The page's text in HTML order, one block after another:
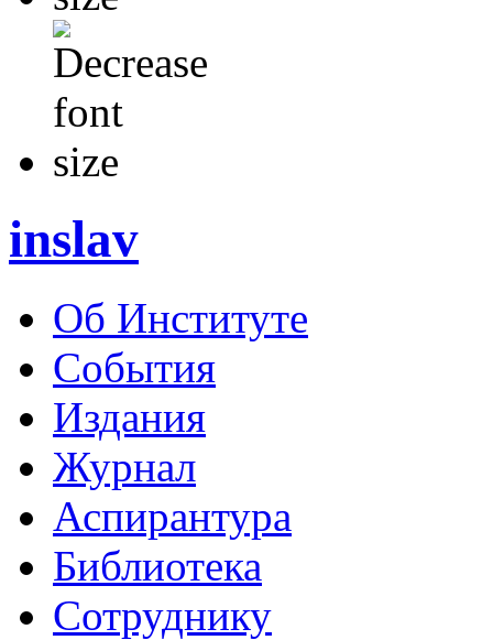
inslav
Об Институте
События
Издания
Журнал
Аспирантура
Библиотека
Сотруднику